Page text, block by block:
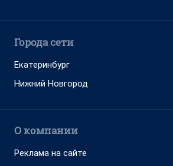
Города сети
Екатеринбург
Нижний Новгород
О компании
Реклама на сайте